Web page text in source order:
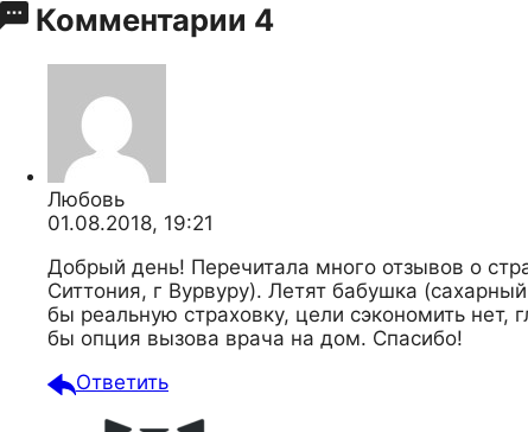
Комментарии 4
Любовь
01.08.2018, 19:21
Добрый день! Перечитала много отзывов о
Ситтония, г Вурвуру). Летят бабушка
бы реальную страховку, цели сэкономить
бы опция вызова врача на дом. Спасибо!
Ответить